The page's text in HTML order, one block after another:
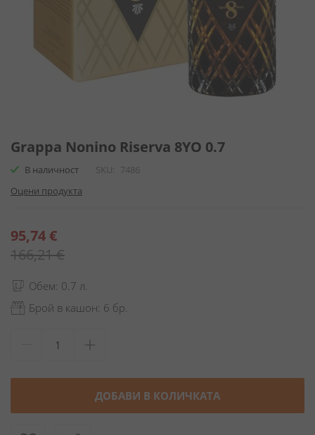
към
началото
на
галерия
със
Grappa Nonino Riserva 8YO 0.7
В наличност SKU
7486
Оцени продукта
Специална
цена
95,74 €
166,21 €
Обем: 0.7 л.
Брой в кашон: 6 бр.
ДОБАВИ В КОЛИЧКАТА